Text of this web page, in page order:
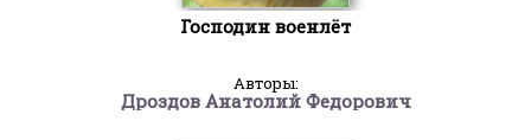
Господин военлёт
Авторы:
Дроздов Анатолий Федорович